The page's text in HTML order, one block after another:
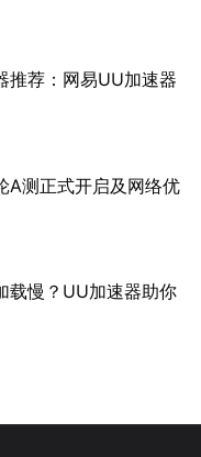
推荐：网易UU加速器
A测正式开启及网络优
载慢？UU加速器助你